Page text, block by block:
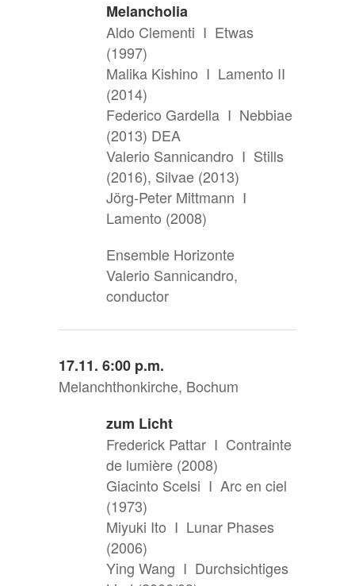
Melancholia
Aldo Clementi I Etwas
(1997)
Malika Kishino I Lamento II
(2014)
Federico Gardella I Nebbiae
(2013) DEA
Valerio Sannicandro I Stills
(2016), Silvae (2013)
Jörg-Peter Mittmann I
Lamento (2008)
Ensemble Horizonte
Valerio Sannicandro,
conductor
17.11. 6:00 p.m.
Melanchthonkirche, Bochum
zum Licht
Frederick Pattar I Contrainte
de lumière (2008)
Giacinto Scelsi I Arc en ciel
(1973)
Miyuki Ito I Lunar Phases
(2006)
Ying Wang I Durchsichtiges